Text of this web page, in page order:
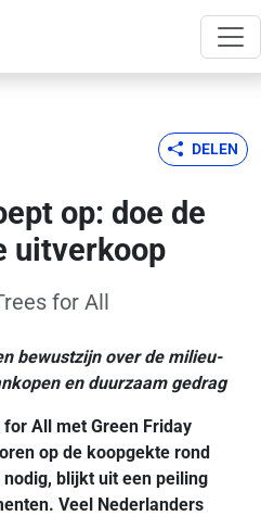
DELEN
op: doe de
uitverkoop
for All
bewustzijn over de milieu-
en duurzaam gedrag
All met Green Friday
op de koopgekte rond
nodig, blijkt uit een peiling
Veel Nederlanders